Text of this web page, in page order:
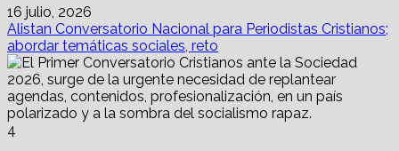
16 julio, 2026
Alistan Conversatorio Nacional para Periodistas Cristianos;
abordar temáticas sociales, reto
4